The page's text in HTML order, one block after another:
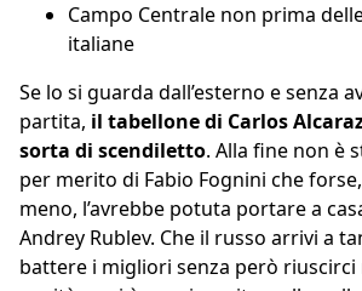
Campo Centrale non prima
italiane
Se lo si guarda dall’esterno e senza
partita, il tabellone di Carlos
sorta di scendiletto. Alla fine non è
per merito di Fabio Fognini che
meno, l’avrebbe potuta portare a
Andrey Rublev. Che il russo arrivi a
battere i migliori senza però riuscirci